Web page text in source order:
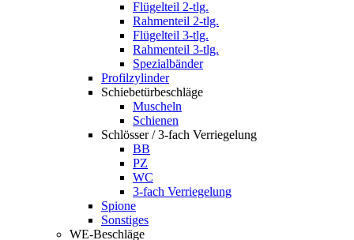
Flügelteil 2-tlg.
Rahmenteil 2-tlg.
Flügelteil 3-tlg.
Rahmenteil 3-tlg.
Spezialbänder
Profilzylinder
Schiebetürbeschläge
Muscheln
Schienen
Schlösser / 3-fach Verriegelung
BB
PZ
WC
3-fach Verriegelung
Spione
Sonstiges
WE-Beschläge